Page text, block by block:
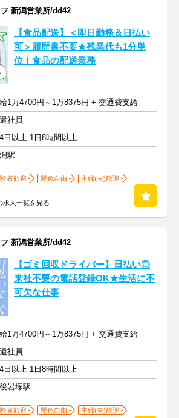
新潟営業所/dd42
【食品配送】＜即日勤務＆日払い
可＞履歴書不要★残業代も1分単
位！食品の配送業務
1万4700円～1万8375円 + 交通費支給
社員
日以上 1日8時間以上
駅
者歓迎 髪色自由
主婦(夫)歓迎
求人一覧を見る
新潟営業所/dd42
【ゴミ回収ドライバー】日払い◎
来社不要の電話登録OK★生活に不
可欠な仕事
1万4700円～1万8375円 + 交通費支給
社員
日以上 1日8時間以上
岩塚駅
者歓迎 髪色自由
主婦(夫)歓迎